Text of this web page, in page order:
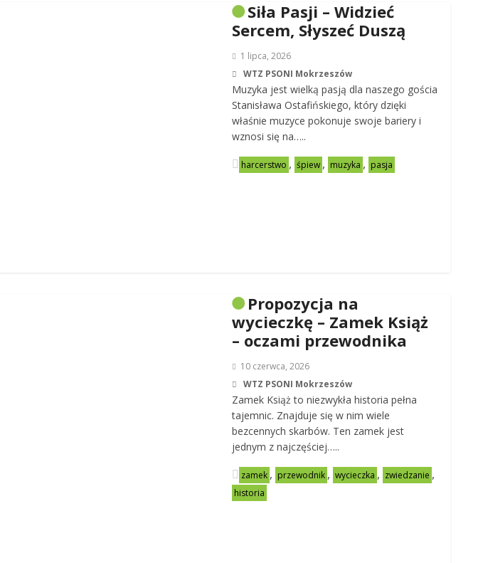
Siła Pasji – Widzieć
Sercem, Słyszeć Duszą
1 lipca, 2026
WTZ PSONI Mokrzeszów
Muzyka jest wielką pasją dla naszego gościa
Stanisława Ostafińskiego, który dzięki
właśnie muzyce pokonuje swoje bariery i
wznosi się na…..
harcerstwo , śpiew , muzyka , pasja
Propozycja na
wycieczkę – Zamek Książ
– oczami przewodnika
10 czerwca, 2026
WTZ PSONI Mokrzeszów
Zamek Książ to niezwykła historia pełna
tajemnic. Znajduje się w nim wiele
bezcennych skarbów. Ten zamek jest
jednym z najczęściej…..
zamek , przewodnik , wycieczka , zwiedzanie ,
historia